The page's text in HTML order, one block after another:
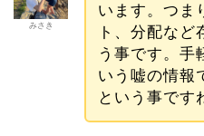
みさき
います。つま
ト、分配など
う事です。手
いう嘘の情報
という事です